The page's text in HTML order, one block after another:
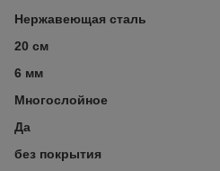
Нержавеющая сталь
20 см
6 мм
Многослойное
Да
без покрытия